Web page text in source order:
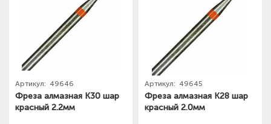
Артикул: 49646
Фреза алмазная К30 шар
красный 2.2мм
Артикул: 49645
Фреза алмазная К28 шар
красный 2.0мм